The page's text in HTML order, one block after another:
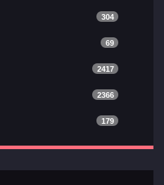
304
69
2417
2366
179